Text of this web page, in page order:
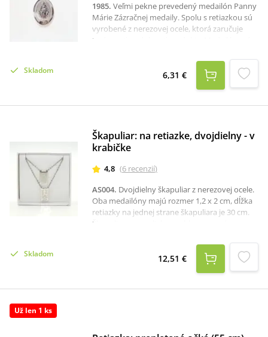
1985. Veľmi pekne prevedený medailón Panny
Márie Zázračnej medaily. Spolu s retiazkou sú
vyrobené z nerezovej ocele, ktorá zaručuje
trvácnosť a odolnosť produktu.Medailón má
Skladom 6,31 €
Škapuliar: na retiazke, dvojdielny - v
krabičke
4,8 (6 recenzií)
AS004. Dvojdielny škapuliar z nerezovej ocele.
Oba medailóny majú rozmer 1,2 x 2 cm, dĺžka
retiazky na jednej strane škapuliara je 30 cm.
Škapuliar sa prevlieka cez hlavu, nemá
Skladom 12,51 €
Už len 1 ks